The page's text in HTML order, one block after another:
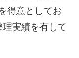
得意としてお
実績を有して